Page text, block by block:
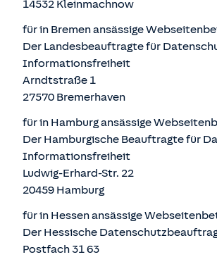
14532 Kleinmachnow
für in Bremen ansässige
Der Landesbeauftragte für
Informationsfreiheit
Arndtstraße 1
27570 Bremerhaven
für in Hamburg ansässige
Der Hamburgische Beauftragte für
Informationsfreiheit
Ludwig-Erhard-Str. 22
20459 Hamburg
für in Hessen ansässige
Der Hessische
Postfach 31 63